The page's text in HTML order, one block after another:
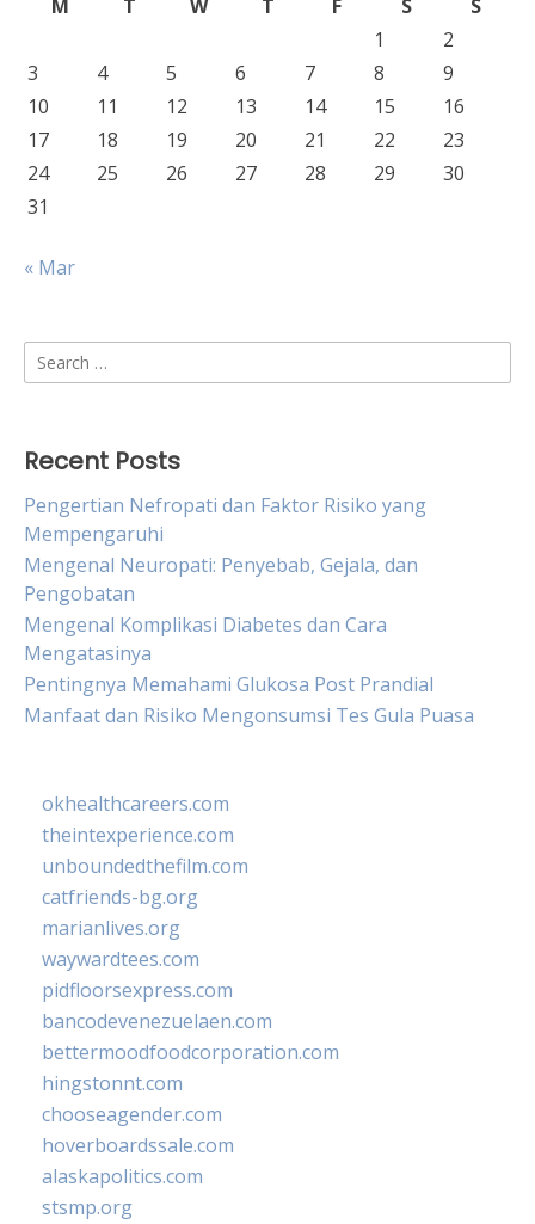
M T W T F S
S
1
2
3
4 5 6 7 8
9
10
11 12 13 14 15
16
17
18 19 20 21 22
23
24
25 26 27 28 29
30
31
« Mar
Search
for:
Recent Posts
Pengertian Nefropati dan Faktor Risiko yang
Mempengaruhi
Mengenal Neuropati: Penyebab, Gejala, dan
Pengobatan
Mengenal Komplikasi Diabetes dan Cara
Mengatasinya
Pentingnya Memahami Glukosa Post Prandial
Manfaat dan Risiko Mengonsumsi Tes Gula Puasa
okhealthcareers.com
theintexperience.com
unboundedthefilm.com
catfriends-bg.org
marianlives.org
waywardtees.com
pidfloorsexpress.com
bancodevenezuelaen.com
bettermoodfoodcorporation.com
hingstonnt.com
chooseagender.com
hoverboardssale.com
alaskapolitics.com
stsmp.org